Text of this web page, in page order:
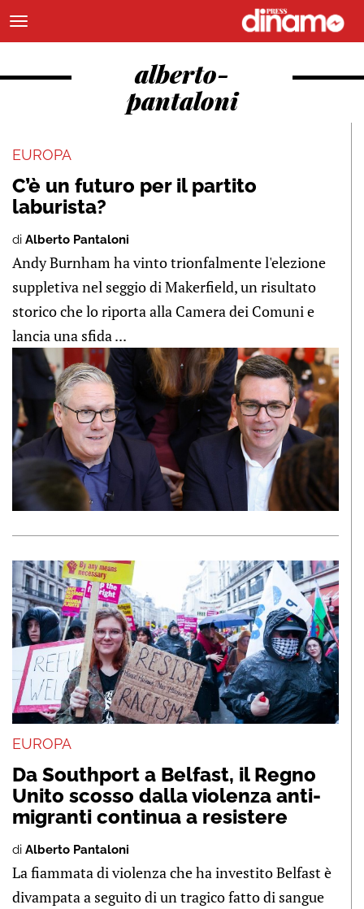
alberto-
pantaloni
EUROPA
C’è un futuro per il partito
laburista?
di Alberto Pantaloni
Andy Burnham ha vinto trionfalmente l'elezione
suppletiva nel seggio di Makerfield, un risultato
storico che lo riporta alla Camera dei Comuni e
lancia una sfida ...
EUROPA
Da Southport a Belfast, il Regno
Unito scosso dalla violenza anti-
migranti continua a resistere
di Alberto Pantaloni
La fiammata di violenza che ha investito Belfast è
divampata a seguito di un tragico fatto di sangue